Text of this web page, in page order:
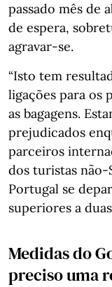
passado mês de
de espera,
agravar-se.
“Isto tem
ligações para os
as bagagens.
prejudicados
parceiros
dos turistas não-
Portugal se
superiores a
Medidas do
preciso uma